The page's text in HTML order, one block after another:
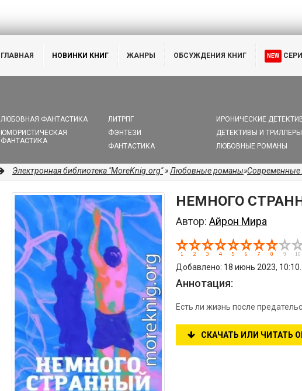
ГЛАВНАЯ НОВИНКИ КНИГ ЖАНРЫ ОБСУЖДЕНИЯ КНИГ NEW
ЛЮБОВНАЯ ФАНТАСТИКА
ЮМОРИСТИЧЕСКАЯ
ФАНТАСТИКА
ЛИТРПГ
ФЭНТЕЗИ
ФАНТАСТИКА
ИРОНИЧЕСКИЕ
ДЕТЕКТИВЫ И ТРИЛЛЕРЫ
ЛЮБОВНЫЕ РОМАНЫ
Электронная библиотека "MoreKnig.org"»Любовные романы»
НЕМНОГО
Автор: Айрон Мира
Добавлено: 18 июнь 2023,
Аннотация:
Есть ли жизнь после
СКАЧАТЬ ИЛИ ЧИТАТЬ